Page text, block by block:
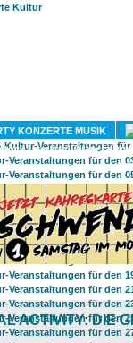
KONZERTE MUSIK
ACTIVITY: DIE